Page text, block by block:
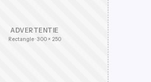
ADVERTENTIE
Rectangle · 300 × 250